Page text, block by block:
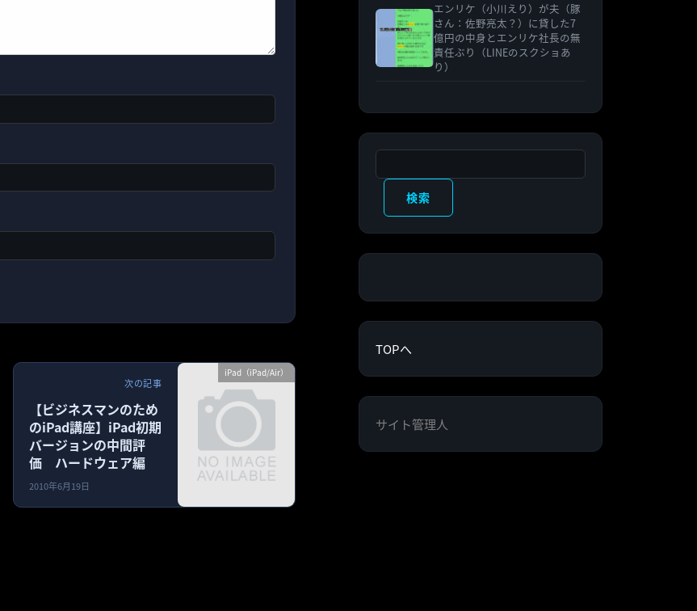
iPad（iPad/Air）
次の記事
【ビジネスマンのため
のiPad講座】iPad初期
バージョンの中間評
価 ハードウェア編
2010年6月19日
エンリケ（小川えり）が夫（豚
さん：佐野亮太？）に貸した7
億円の中身とエンリケ社長の無
責任ぶり（LINEのスクショあ
り）
検索
TOPへ
サイト管理人